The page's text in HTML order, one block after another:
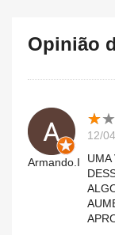
Opinião
Armando.I
★★
★★
12/
UMA